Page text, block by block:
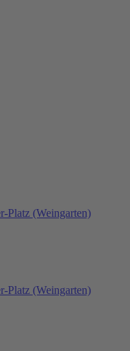
Platz (Weingarten)
Platz (Weingarten)